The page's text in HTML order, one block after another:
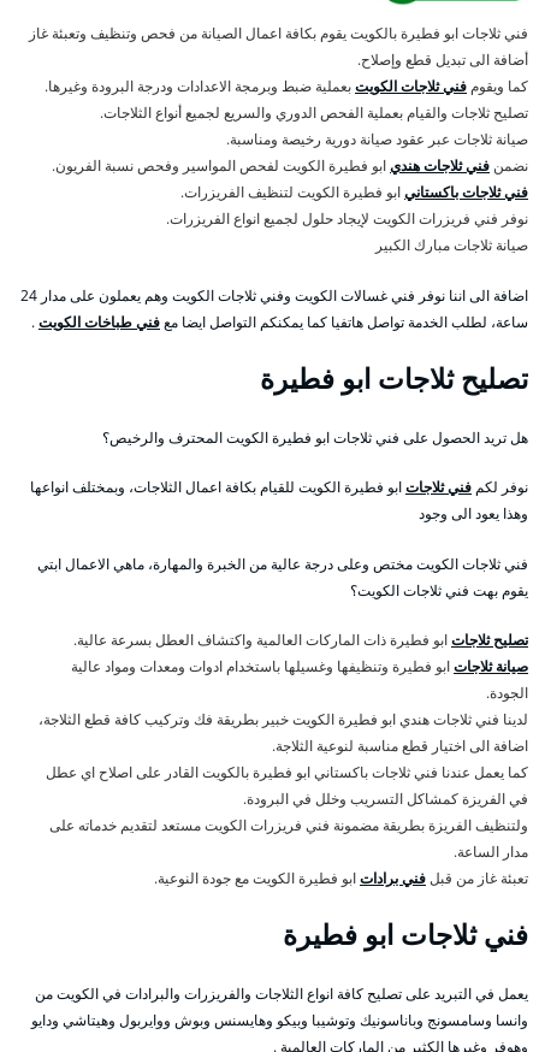
فني ثلاجات ابو فطيرة بالكويت يقوم بكافة اعمال الصيانة من فحص وتنظيف وتعبئة غاز
أضافة الى تبديل قطع وإصلاح.
كما ويقوم فني ثلاجات الكويتبعملية ضبط وبرمجة الاعدادات ودرجة البرودة وغيرها.
تصليح ثلاجات والقيام بعملية الفحص الدوري والسريع لجميع أنواع الثلاجات.
صيانة ثلاجات عبر عقود صيانة دورية رخيصة ومناسبة.
نضمن فني ثلاجات هنديابو فطيرة الكويت لفحص المواسير وفحص نسبة الفريون.
فني ثلاجات باكستانيابو فطيرة الكويت لتنظيف الفريزرات.
نوفر فني فريزرات الكويت لإيجاد حلول لجميع انواع الفريزرات.
صيانة ثلاجات مبارك الكبير
اضافة الى اننا نوفر فني غسالات الكويت وفني ثلاجات الكويت وهم يعملون على مدار 24
ساعة، لطلب الخدمة تواصل هاتفيا كما يمكنكم التواصل ايضا معفني طباخات الكويت.
تصليح ثلاجات ابو فطيرة
هل تريد الحصول على فني ثلاجات ابو فطيرة الكويت المحترف والرخيص؟
نوفر لكم فني ثلاجاتابو فطيرة الكويت للقيام بكافة اعمال الثلاجات، وبمختلف انواعها
وهذا يعود الى وجود
فني ثلاجات الكويت مختص وعلى درجة عالية من الخبرة والمهارة، ماهي الاعمال ابتي
يقوم بهت فني ثلاجات الكويت؟
تصليح ثلاجاتابو فطيرة ذات الماركات العالمية واكتشاف العطل بسرعة عالية.
صيانة ثلاجاتابو فطيرة وتنظيفها وغسيلها باستخدام ادوات ومعدات ومواد عالية
الجودة.
لدينا فني ثلاجات هندي ابو فطيرة الكويت خبير بطريقة فك وتركيب كافة قطع الثلاجة،
اضافة الى اختيار قطع مناسبة لنوعية الثلاجة.
كما يعمل عندنا فني ثلاجات باكستاني ابو فطيرة بالكويت القادر على اصلاح اي عطل
في الفريزة كمشاكل التسريب وخلل في البرودة.
ولتنظيف الفريزة بطريقة مضمونة فني فريزرات الكويت مستعد لتقديم خدماته على
مدار الساعة.
تعبئة غاز من قبلفني براداتابو فطيرة الكويت مع جودة النوعية.
فني ثلاجات ابو فطيرة
يعمل في التبريد على تصليح كافة انواع الثلاجات والفريزرات والبرادات في الكويت من
وانسا وسامسونج وباناسونيك وتوشيبا وبيكو وهايسنس وبوش ووايربول وهيتاشي ودايو
وهوفر وغيرها الكثير من الماركات العالمية .